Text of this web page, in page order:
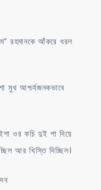
রহমানকে আঁকরে ধরল
মুখ আশ্চর্যজনকভাবে
ওর কচি দুই পা দিয়ে
আর খিস্তি দিচ্ছিল।